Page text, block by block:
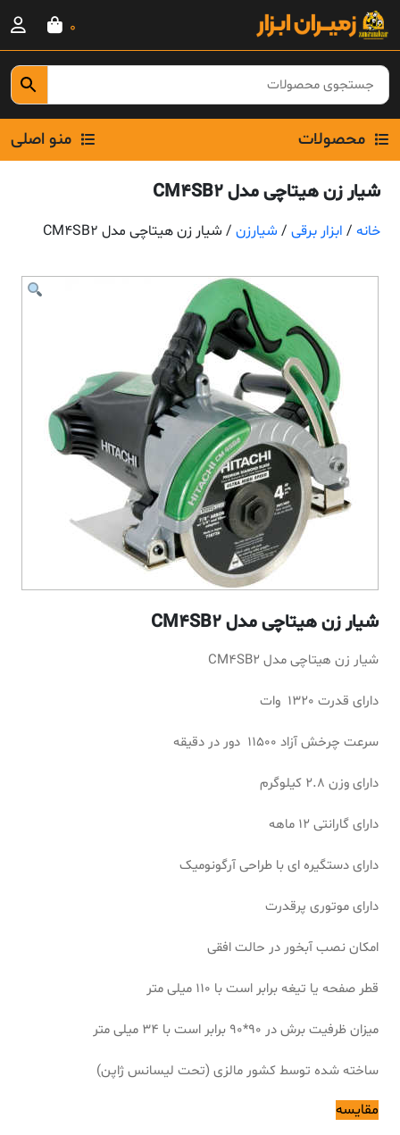
Skip
content
0
محصولات منو اصلی
شیار زن هیتاچی مدل CM4SB2
خانه / ابزار برقی / شیارزن / شیار زن هیتاچی مدل CM4SB2
شیار زن هیتاچی مدل CM4SB2
شیار زن هیتاچی مدل CM4SB2
دارای قدرت 1320 وات
سرعت چرخش آزاد 11500 دور در دقیقه
دارای وزن 2.8 کیلوگرم
دارای گارانتی 12 ماهه
دارای دستگیره ای با طراحی آرگونومیک
دارای موتوری پرقدرت
امکان نصب آبخور در حالت افقی
قطر صفحه یا تیغه برابر است با 110 میلی متر
میزان ظرفیت برش در 90*90 برابر است با 34 میلی متر
ساخته شده توسط کشور مالزی (تحت لیسانس ژاپن)
مقایسه